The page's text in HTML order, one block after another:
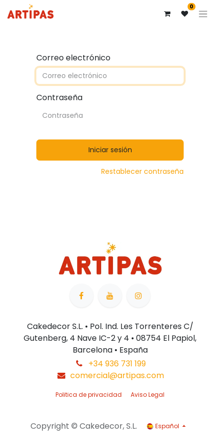
0
Correo electrónico
Contraseña
Iniciar sesión
Restablecer contraseña
Cakedecor S.L. • Pol. Ind. Les Torrenteres C/
Gutenberg, 4 Nave IC-2 y 4 • 08754 El Papiol,
Barcelona • España
+34 936 731 199
comercial@artipas.com
Politica de privacidad Aviso Legal
Copyright © Cakedecor, S.L. Español